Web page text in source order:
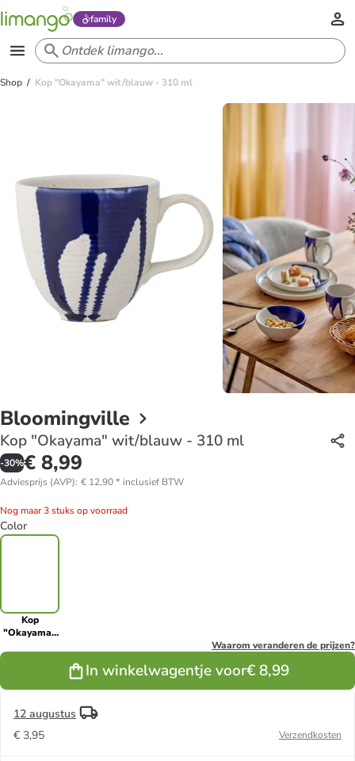
family
Shop Kop "Okayama" wit/blauw - 310 ml
Bloomingville
Kop "Okayama" wit/blauw - 310 ml
-30%€ 8,99
Adviesprijs (AVP): € 12,90* inclusief BTW
Nog maar 3 stuks op voorraad
Color
Kop
"Okayama"
Waarom veranderen de prijzen?
In winkelwagentje voor€ 8,99
12 augustus
€ 3,95
Verzendkosten